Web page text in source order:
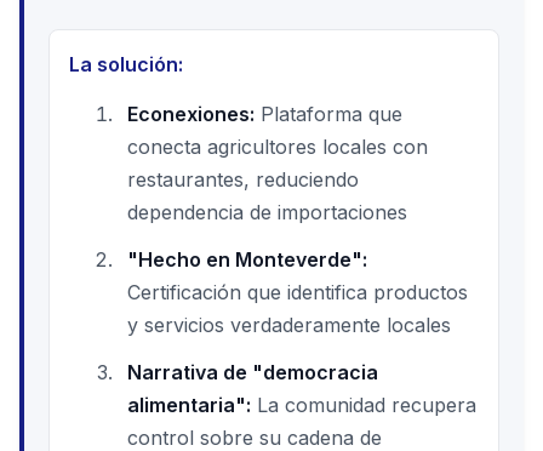
La solución:
Econexiones: Plataforma que
conecta agricultores locales con
restaurantes, reduciendo
dependencia de importaciones
"Hecho en Monteverde":
Certificación que identifica productos
y servicios verdaderamente locales
Narrativa de "democracia
alimentaria": La comunidad recupera
control sobre su cadena de